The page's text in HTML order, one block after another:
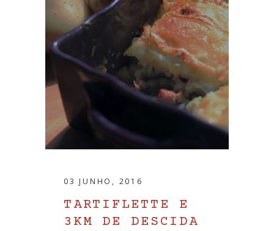
03 JUNHO, 2016
TARTIFLETTE E
3KM DE DESCIDA